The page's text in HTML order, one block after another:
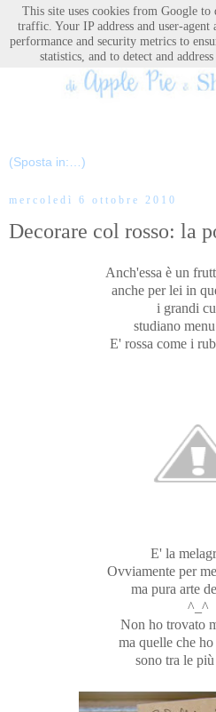
mercoledì 6 ottobre 2010
Decorare col rosso: la
Anch'essa è un
anche per lei in
i grandi
studiano
E' rossa come i
E' la
Ovviamente per
ma pura arte
^_^
Non ho trovato
ma quelle che
sono tra le
This site uses cookies from Google
traffic. Your IP address and user-
performance and security metrics to
statistics, and to detect and address